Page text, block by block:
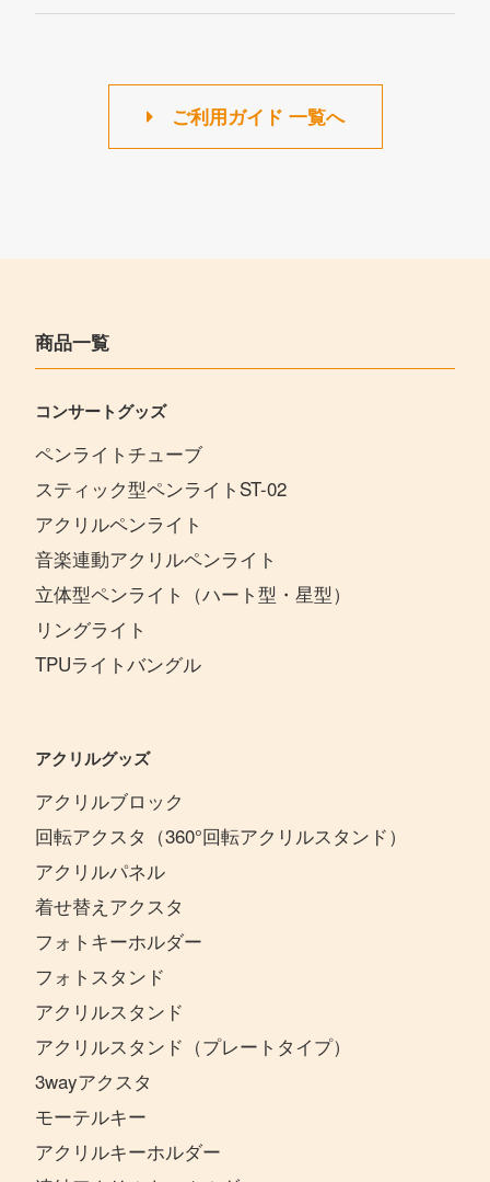
ご利用ガイド 一覧へ
商品一覧
コンサートグッズ
ペンライトチューブ
スティック型ペンライトST-02
アクリルペンライト
音楽連動アクリルペンライト
立体型ペンライト（ハート型・星型）
リングライト
TPUライトバングル
アクリルグッズ
アクリルブロック
回転アクスタ（360°回転アクリルスタンド）
アクリルパネル
着せ替えアクスタ
フォトキーホルダー
フォトスタンド
アクリルスタンド
アクリルスタンド（プレートタイプ）
3wayアクスタ
モーテルキー
アクリルキーホルダー